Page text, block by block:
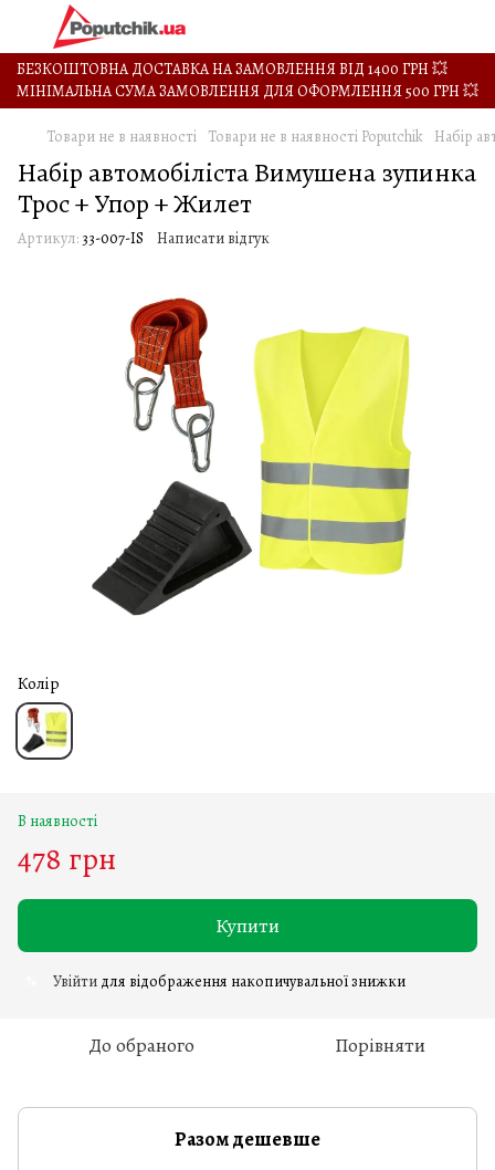
БЕЗКОШТОВНА ДОСТАВКА НА ЗАМОВЛЕННЯ ВІД 1400 ГРН 💥
МІНІМАЛЬНА СУМА ЗАМОВЛЕННЯ ДЛЯ ОФОРМЛЕННЯ 500 ГРН 💥
Товари не в наявності Товари не в наявності Poputchik Набір
Набір автомобіліста Вимушена зупинка
Трос + Упор + Жилет
Артикул: 33-007-IS Написати відгук
Колір
В наявності
478 грн
Купити
Увійти для відображення накопичувальної знижки
До обраного Порівняти
Разом дешевше